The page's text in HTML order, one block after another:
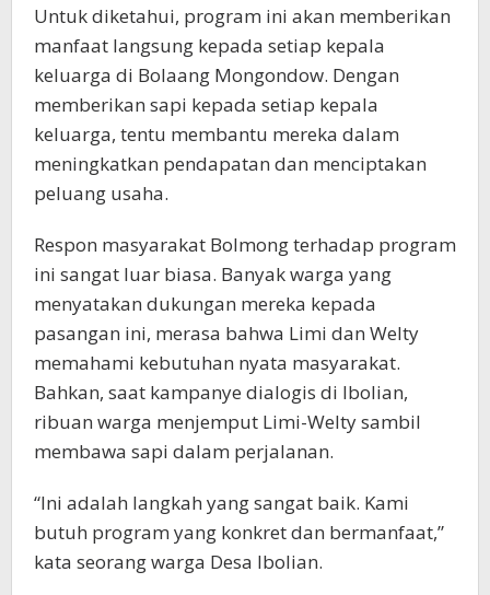
Untuk diketahui, program ini akan memberikan
manfaat langsung kepada setiap kepala
keluarga di Bolaang Mongondow. Dengan
memberikan sapi kepada setiap kepala
keluarga, tentu membantu mereka dalam
meningkatkan pendapatan dan menciptakan
peluang usaha.
Respon masyarakat Bolmong terhadap program
ini sangat luar biasa. Banyak warga yang
menyatakan dukungan mereka kepada
pasangan ini, merasa bahwa Limi dan Welty
memahami kebutuhan nyata masyarakat.
Bahkan, saat kampanye dialogis di Ibolian,
ribuan warga menjemput Limi-Welty sambil
membawa sapi dalam perjalanan.
“Ini adalah langkah yang sangat baik. Kami
butuh program yang konkret dan bermanfaat,”
kata seorang warga Desa Ibolian.